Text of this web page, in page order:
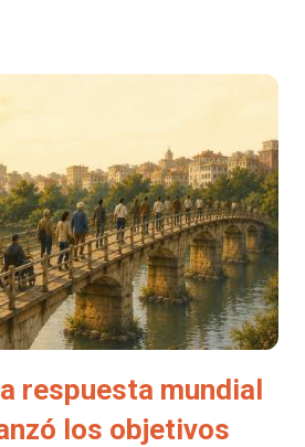
respuesta mundial
los objetivos